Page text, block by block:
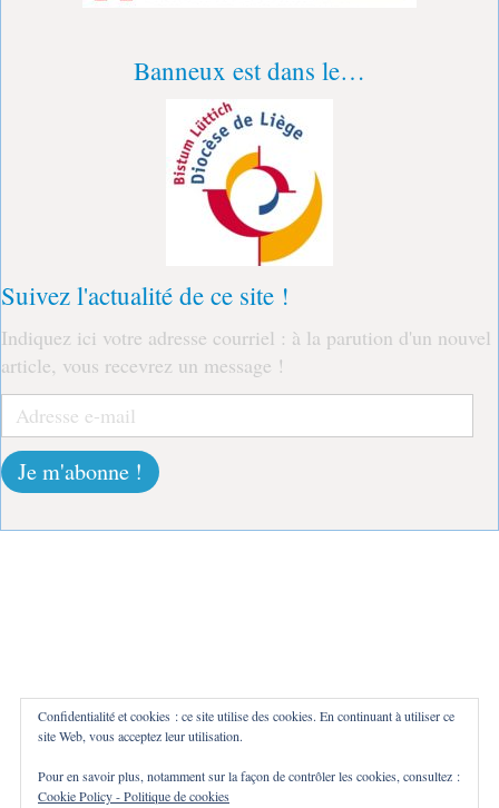
Banneux est dans le…
Suivez l'actualité de ce site !
Indiquez ici votre adresse courriel : à la parution d'un nouvel
article, vous recevrez un message !
Adresse
e-
mailJe m'abonne !
Confidentialité et cookies : ce site utilise des cookies. En continuant à utiliser ce
site Web, vous acceptez leur utilisation.
Pour en savoir plus, notamment sur la façon de contrôler les cookies, consultez :
Cookie Policy - Politique de cookies